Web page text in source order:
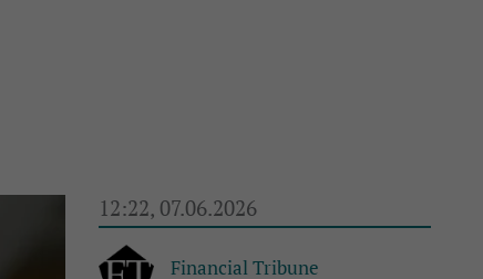
12:22, 07.06.2026
Financial Tribune